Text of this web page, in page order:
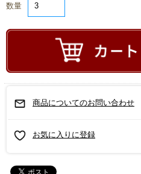
数量
商品についてのお問い合わせ
お気に入りに登録